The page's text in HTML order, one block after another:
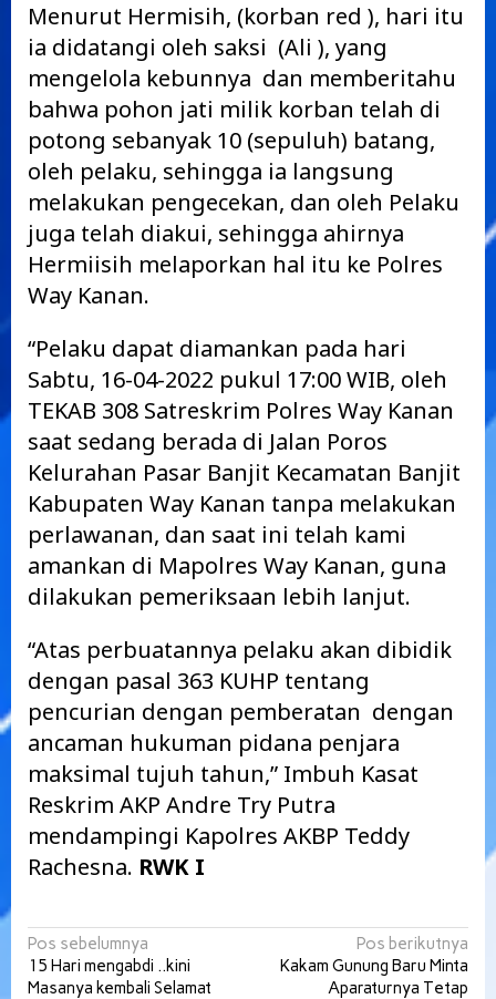
Menurut Hermisih, (korban red ), hari itu
ia didatangi oleh saksi (Ali ), yang
mengelola kebunnya dan memberitahu
bahwa pohon jati milik korban telah di
potong sebanyak 10 (sepuluh) batang,
oleh pelaku, sehingga ia langsung
melakukan pengecekan, dan oleh Pelaku
juga telah diakui, sehingga ahirnya
Hermiisih melaporkan hal itu ke Polres
Way Kanan.
“Pelaku dapat diamankan pada hari
Sabtu, 16-04-2022 pukul 17:00 WIB, oleh
TEKAB 308 Satreskrim Polres Way Kanan
saat sedang berada di Jalan Poros
Kelurahan Pasar Banjit Kecamatan Banjit
Kabupaten Way Kanan tanpa melakukan
perlawanan, dan saat ini telah kami
amankan di Mapolres Way Kanan, guna
dilakukan pemeriksaan lebih lanjut.
“Atas perbuatannya pelaku akan dibidik
dengan pasal 363 KUHP tentang
pencurian dengan pemberatan dengan
ancaman hukuman pidana penjara
maksimal tujuh tahun,” Imbuh Kasat
Reskrim AKP Andre Try Putra
mendampingi Kapolres AKBP Teddy
Rachesna. RWK I
Navigasi
pos
Pos sebelumnya
15 Hari mengabdi ..kini
Masanya kembali Selamat
Pos berikutnya
Kakam Gunung Baru Minta
Aparaturnya Tetap